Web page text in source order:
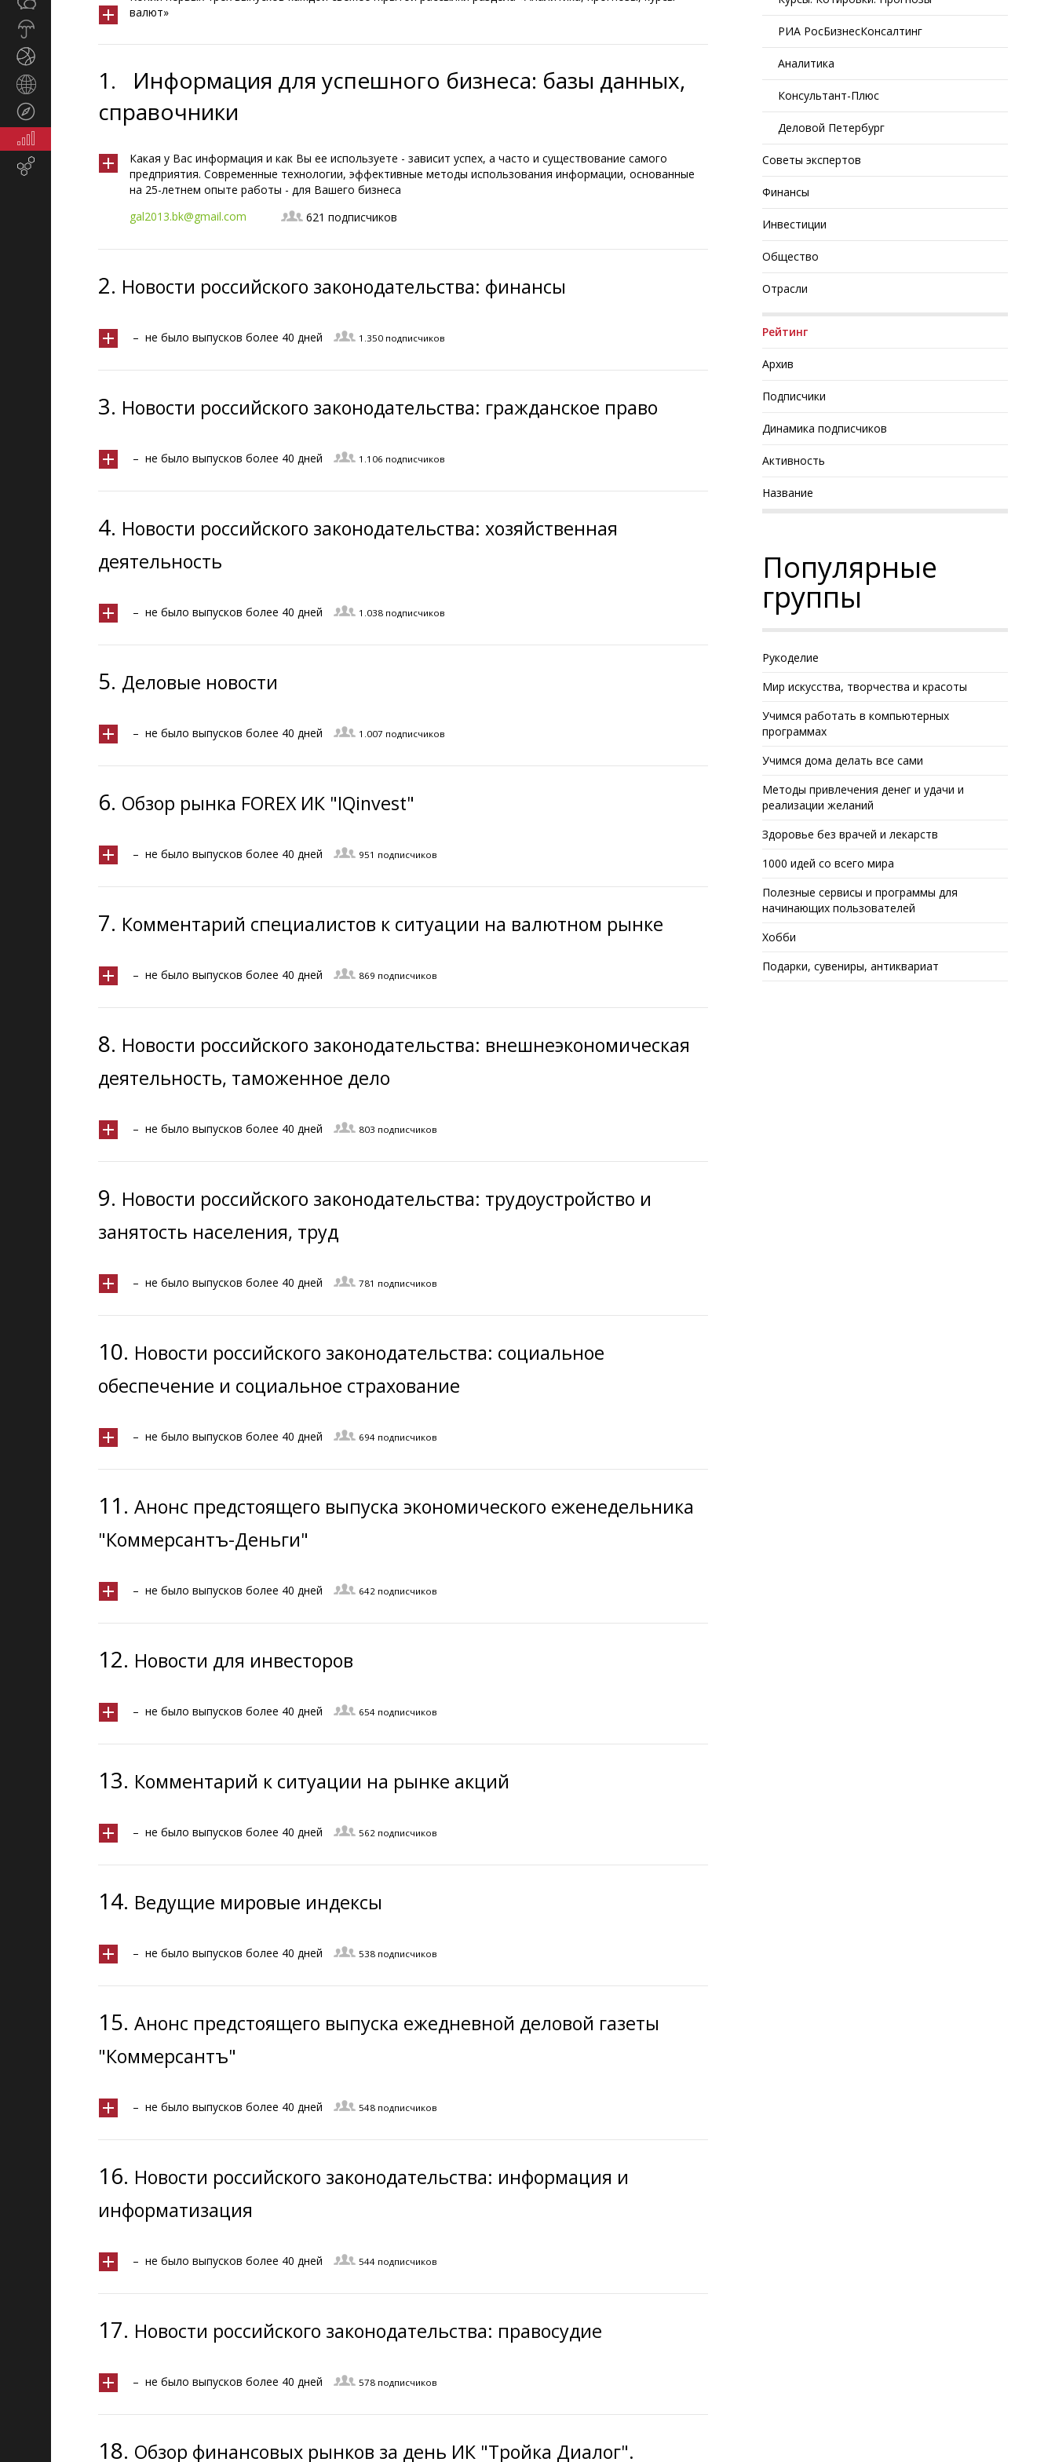
Прогноз
регионы
финансы
Email-маркетинг
валют»
1.
Информация для успешного бизнеса: базы данных,
справочники
Какая у Вас информация и как Вы ее используете - зависит успех, а часто и существование самого
предприятия. Современные технологии, эффективные методы использования информации, основанные
на 25-летнем опыте работы - для Вашего бизнеса
gal2013.bk@gmail.com
621 подписчиков
2. Новости российского законодательства: финансы
– не было выпусков более 40 дней 1.350 подписчиков
3. Новости российского законодательства: гражданское право
– не было выпусков более 40 дней 1.106 подписчиков
4. Новости российского законодательства: хозяйственная
деятельность
– не было выпусков более 40 дней 1.038 подписчиков
5. Деловые новости
– не было выпусков более 40 дней 1.007 подписчиков
6. Обзор рынка FOREX ИК "IQinvest"
– не было выпусков более 40 дней 951 подписчиков
7. Комментарий специалистов к ситуации на валютном рынке
– не было выпусков более 40 дней 869 подписчиков
8. Новости российского законодательства: внешнеэкономическая
деятельность, таможенное дело
– не было выпусков более 40 дней 803 подписчиков
9. Новости российского законодательства: трудоустройство и
занятость населения, труд
– не было выпусков более 40 дней 781 подписчиков
10. Новости российского законодательства: социальное
обеспечение и социальное страхование
– не было выпусков более 40 дней 694 подписчиков
11. Анонс предстоящего выпуска экономического еженедельника
"Коммерсантъ-Деньги"
– не было выпусков более 40 дней 642 подписчиков
12. Новости для инвесторов
– не было выпусков более 40 дней 654 подписчиков
13. Комментарий к ситуации на рынке акций
– не было выпусков более 40 дней 562 подписчиков
14. Ведущие мировые индексы
– не было выпусков более 40 дней 538 подписчиков
15. Анонс предстоящего выпуска ежедневной деловой газеты
"Коммерсантъ"
– не было выпусков более 40 дней 548 подписчиков
16. Новости российского законодательства: информация и
информатизация
– не было выпусков более 40 дней 544 подписчиков
17. Новости российского законодательства: правосудие
– не было выпусков более 40 дней 578 подписчиков
18. Обзор финансовых рынков за день ИК "Тройка Диалог".
РИА РосБизнесКонсалтинг
Аналитика
Консультант-Плюс
Деловой Петербург
Советы экспертов
Финансы
Инвестиции
Общество
Отрасли
Рейтинг
Архив
Подписчики
Динамика подписчиков
Активность
Название
Популярные
группы
Рукоделие
Мир искусства, творчества и красоты
Учимся работать в компьютерных
программах
Учимся дома делать все сами
Методы привлечения денег и удачи и
реализации желаний
Здоровье без врачей и лекарств
1000 идей со всего мира
Полезные сервисы и программы для
начинающих пользователей
Хобби
Подарки, сувениры, антиквариат